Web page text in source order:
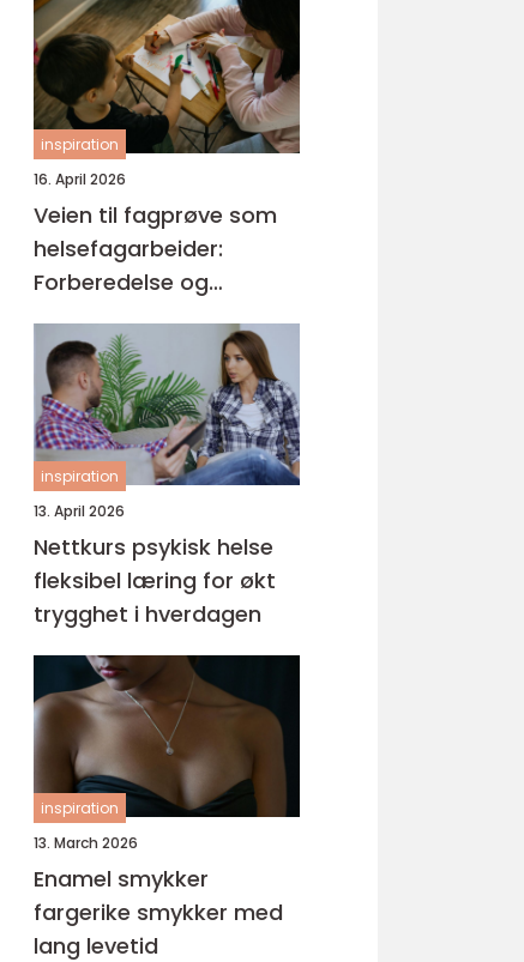
inspiration
16. April 2026
Veien til fagprøve som
helsefagarbeider:
Forberedelse og
kompetansemål
inspiration
13. April 2026
Nettkurs psykisk helse
fleksibel læring for økt
trygghet i hverdagen
inspiration
13. March 2026
Enamel smykker
fargerike smykker med
lang levetid